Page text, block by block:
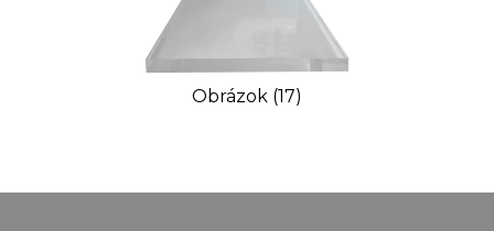
Obrázok (17)